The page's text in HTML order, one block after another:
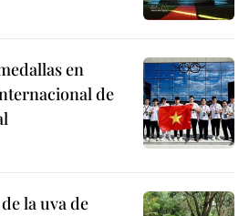
en
de
la uva de